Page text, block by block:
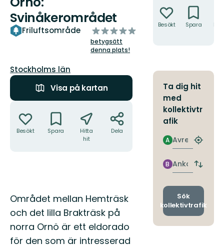
Svinåkerområdet
Friluftsområde
av
5
stjärnor
betygsätt
denna plats!
Län:
Stockholms län
Visa på kartan
Besökt Spara
Hitta
hit
Dela
Beskrivning
Området mellan Hemträsk
och det lilla Brakträsk på
norra Ornö är ett eldorado
för den som är intresserad
Besökt Spara
Ta dig hit
med
kollektivtr
afik
Avresa
A
Hitta
Ankomst
B
Byt
och
Sök
kollektivtrafik